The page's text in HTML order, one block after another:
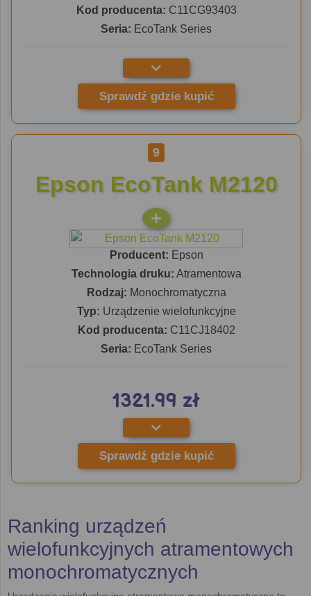
Kod producenta: C11CG93403
Seria: EcoTank Series
Sprawdź gdzie kupić
9
Epson EcoTank M2120
Producent: Epson
Technologia druku: Atramentowa
Rodzaj: Monochromatyczna
Typ: Urządzenie wielofunkcyjne
Kod producenta: C11CJ18402
Seria: EcoTank Series
1321.99 zł
Sprawdź gdzie kupić
Ranking urządzeń
wielofunkcyjnych atramentowych
monochromatycznych